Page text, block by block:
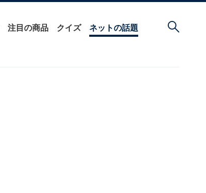
注目の商品 クイズ ネットの話題